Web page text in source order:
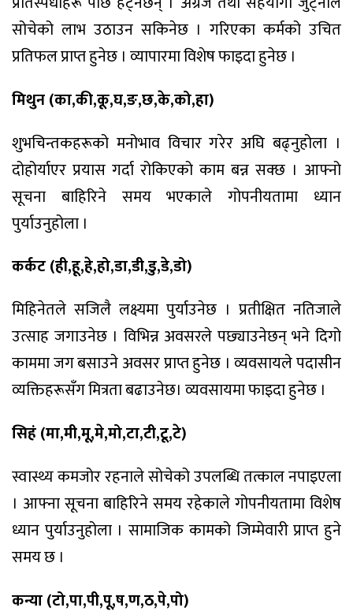
सोचेको लाभ उठाउन सकिनेछ । गरिएका कर्मको उचित
प्रतिफल प्राप्त हुनेछ । व्यापारमा विशेष फाइदा हुनेछ ।
मिथुन (का,की,कू,घ,ङ,छ,के,को,हा)
शुभचिन्तकहरूको मनोभाव विचार गरेर अघि बढ्नुहोला ।
दोहोर्याएर प्रयास गर्दा रोकिएको काम बन्न सक्छ । आफ्नो
सूचना बाहिरिने समय भएकाले गोपनीयतामा ध्यान
पुर्याउनुहोला ।
कर्कट (ही,हू,हे,हो,डा,डी,डु,डे,डो)
मिहिनेतले सजिलै लक्ष्यमा पुर्याउनेछ । प्रतीक्षित नतिजाले
उत्साह जगाउनेछ । विभिन्न अवसरले पछ्याउनेछन् भने दिगो
काममा जग बसाउने अवसर प्राप्त हुनेछ । व्यवसायले पदासीन
व्यक्तिहरूसँग मित्रता बढाउनेछ। व्यवसायमा फाइदा हुनेछ ।
सिहं (मा,मी,मू,मे,मो,टा,टी,टू,टे)
स्वास्थ्य कमजोर रहनाले सोचेको उपलब्धि तत्काल नपाइएला
। आफ्ना सूचना बाहिरिने समय रहेकाले गोपनीयतामा विशेष
ध्यान पुर्याउनुहोला । सामाजिक कामको जिम्मेवारी प्राप्त हुने
समय छ ।
कन्या (टो,पा,पी,पू,ष,ण,ठ,पे,पो)